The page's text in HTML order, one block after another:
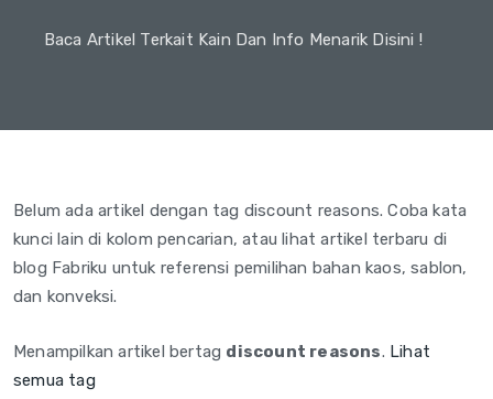
Baca Artikel Terkait Kain Dan Info Menarik Disini !
Belum ada artikel dengan tag discount reasons. Coba kata
kunci lain di kolom pencarian, atau lihat artikel terbaru di
blog Fabriku untuk referensi pemilihan bahan kaos, sablon,
dan konveksi.
Menampilkan artikel bertag discount reasons. Lihat
semua tag